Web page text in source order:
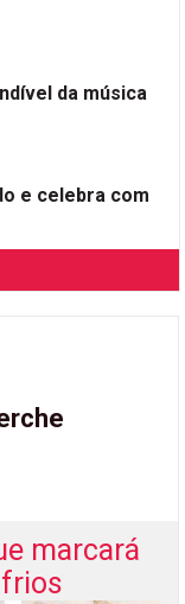
da música
e celebra com
marcará